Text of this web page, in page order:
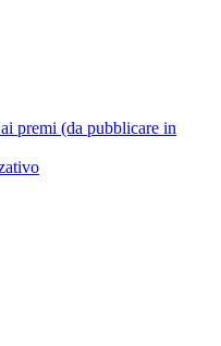
premi (da pubblicare in